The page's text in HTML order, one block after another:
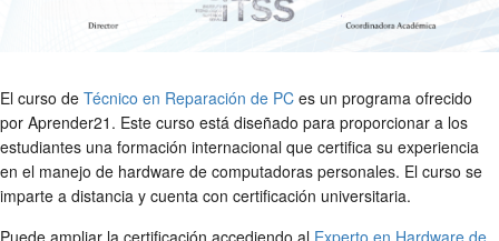
El curso de Técnico en Reparación de PC es un programa ofrecido
por Aprender21. Este curso está diseñado para proporcionar a los
estudiantes una formación internacional que certifica su experiencia
en el manejo de hardware de computadoras personales. El curso se
imparte a distancia y cuenta con certificación universitaria.
Puede ampliar la certificación accediendo al Experto en Hardware de